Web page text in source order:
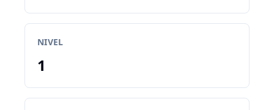
NIVEL
1